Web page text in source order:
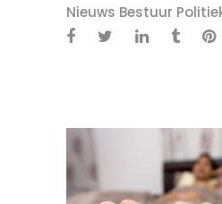
Nieuws Bestuur